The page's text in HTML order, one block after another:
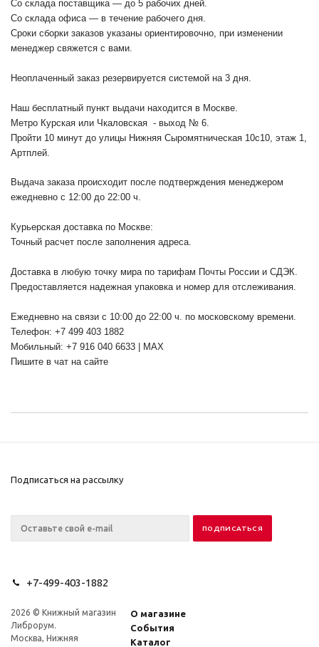
Со склада поставщика — до 5 рабочих дней.
Со склада офиса — в течение рабочего дня.
Сроки сборки заказов указаны ориентировочно, при изменении
менеджер свяжется с вами.
Неоплаченный заказ резервируется системой на 3 дня.
Наш бесплатный пункт выдачи находится в Москве.
Метро Курская или Чкаловская - выход № 6.
Пройти 10 минут до улицы Нижняя Сыромятническая 10с10, этаж 1,
Артплей.
Выдача заказа происходит после подтверждения менеджером
ежедневно с 12:00 до 22:00 ч.
Курьерская доставка по Москве:
Точный расчет после заполнения адреса.
Доставка в любую точку мира по тарифам Почты России и СДЭК.
Предоставляется надежная упаковка и номер для отслеживания.
Ежедневно на связи с 10:00 до 22:00 ч. по московскому времени.
Телефон: +7 499 403 1882
Мобильный: +7 916 040 6633 | MAX
Пишите в чат на сайте
Подписаться на рассылку
+7-499-403-1882
2026 © Книжный магазин
Либрорум.
Москва, Нижняя
О магазине
События
Каталог